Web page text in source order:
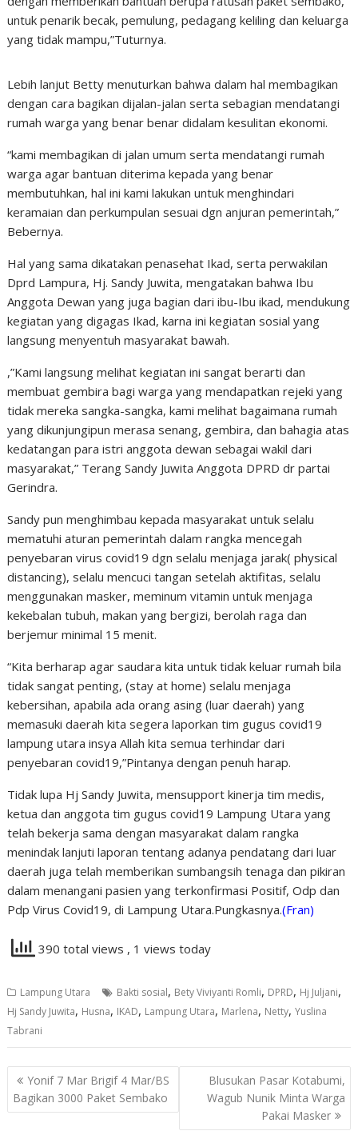
untuk penarik becak, pemulung, pedagang keliling dan keluarga
yang tidak mampu,”Tuturnya.
Lebih lanjut Betty menuturkan bahwa dalam hal membagikan
dengan cara bagikan dijalan-jalan serta sebagian mendatangi
rumah warga yang benar benar didalam kesulitan ekonomi.
“kami membagikan di jalan umum serta mendatangi rumah
warga agar bantuan diterima kepada yang benar
membutuhkan, hal ini kami lakukan untuk menghindari
keramaian dan perkumpulan sesuai dgn anjuran pemerintah,”
Bebernya.
Hal yang sama dikatakan penasehat Ikad, serta perwakilan
Dprd Lampura, Hj. Sandy Juwita, mengatakan bahwa Ibu
Anggota Dewan yang juga bagian dari ibu-Ibu ikad, mendukung
kegiatan yang digagas Ikad, karna ini kegiatan sosial yang
langsung menyentuh masyarakat bawah.
,”Kami langsung melihat kegiatan ini sangat berarti dan
membuat gembira bagi warga yang mendapatkan rejeki yang
tidak mereka sangka-sangka, kami melihat bagaimana rumah
yang dikunjungipun merasa senang, gembira, dan bahagia atas
kedatangan para istri anggota dewan sebagai wakil dari
masyarakat,” Terang Sandy Juwita Anggota DPRD dr partai
Gerindra.
Sandy pun menghimbau kepada masyarakat untuk selalu
mematuhi aturan pemerintah dalam rangka mencegah
penyebaran virus covid19 dgn selalu menjaga jarak( physical
distancing), selalu mencuci tangan setelah aktifitas, selalu
menggunakan masker, meminum vitamin untuk menjaga
kekebalan tubuh, makan yang bergizi, berolah raga dan
berjemur minimal 15 menit.
“Kita berharap agar saudara kita untuk tidak keluar rumah bila
tidak sangat penting, (stay at home) selalu menjaga
kebersihan, apabila ada orang asing (luar daerah) yang
memasuki daerah kita segera laporkan tim gugus covid19
lampung utara insya Allah kita semua terhindar dari
penyebaran covid19,”Pintanya dengan penuh harap.
Tidak lupa Hj Sandy Juwita, mensupport kinerja tim medis,
ketua dan anggota tim gugus covid19 Lampung Utara yang
telah bekerja sama dengan masyarakat dalam rangka
menindak lanjuti laporan tentang adanya pendatang dari luar
daerah juga telah memberikan sumbangsih tenaga dan pikiran
dalam menangani pasien yang terkonfirmasi Positif, Odp dan
Pdp Virus Covid19, di Lampung Utara.Pungkasnya.(Fran)
390 total views , 1 views today
Lampung Utara Bakti sosial, Bety Viviyanti Romli, DPRD, Hj Juljani,
Hj Sandy Juwita, Husna, IKAD, Lampung Utara, Marlena, Netty,Yuslina
Tabrani
Navigasi
pos
Yonif 7 Mar Brigif 4 Mar/BS
Bagikan 3000 Paket Sembako
Blusukan Pasar Kotabumi,
Wagub Nunik Minta Warga
Pakai Masker